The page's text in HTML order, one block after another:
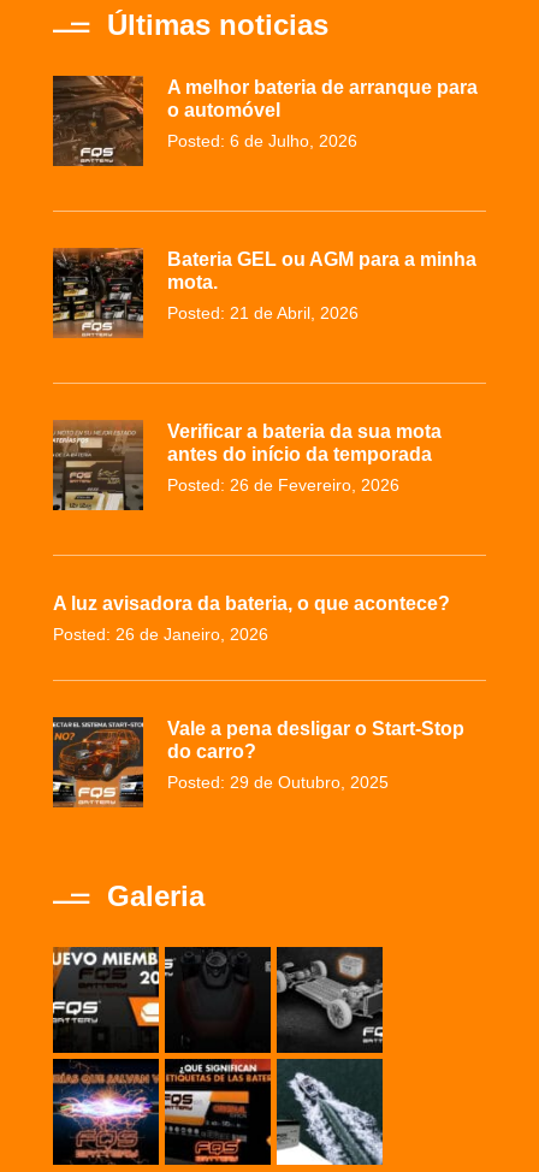
Últimas noticias
A melhor bateria de arranque para
o automóvel
Posted: 6 de Julho, 2026
Bateria GEL ou AGM para a minha
mota.
Posted: 21 de Abril, 2026
Verificar a bateria da sua mota
antes do início da temporada
Posted: 26 de Fevereiro, 2026
A luz avisadora da bateria, o que acontece?
Posted: 26 de Janeiro, 2026
Vale a pena desligar o Start-Stop
do carro?
Posted: 29 de Outubro, 2025
Galeria